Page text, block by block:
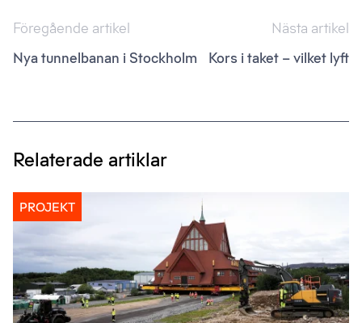
Inläggsnavigering
Föregående artikel
Nya tunnelbanan i Stockholm
Nästa artikel
Kors i taket – vilket lyft
Relaterade artiklar
PROJEKT